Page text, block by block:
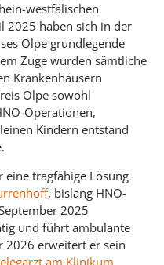
westfälischen
2025 haben sich in der
Olpe grundlegende
Zuge wurden sämtliche
Krankenhäusern
Olpe sowohl
Operationen,
Kindern entstand
eine tragfähige Lösung
, bislang HNO-
2025
und führt ambulante
2026 erweitert er sein
am Klinikum